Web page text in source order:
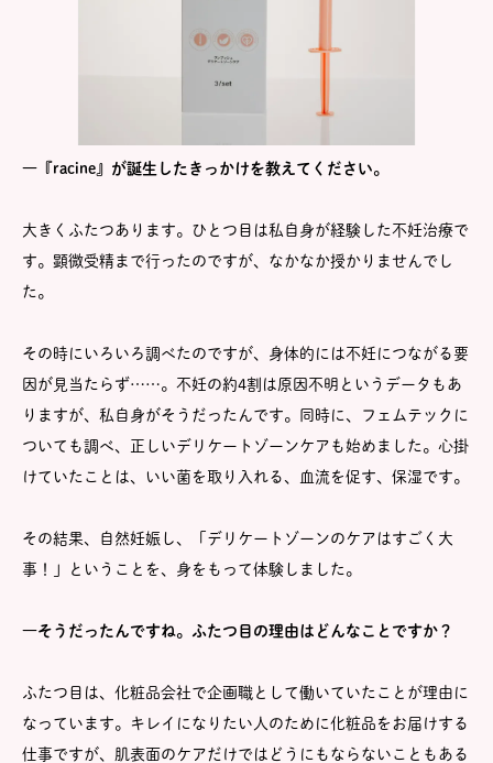
―『racine』が誕生したきっかけを教えてください。
大きくふたつあります。ひとつ目は私自身が経験した不妊治療で
す。顕微受精まで行ったのですが、なかなか授かりませんでし
た。
その時にいろいろ調べたのですが、身体的には不妊につながる要
因が見当たらず……。不妊の約4割は原因不明というデータもあ
りますが、私自身がそうだったんです。同時に、フェムテックに
ついても調べ、正しいデリケートゾーンケアも始めました。心掛
けていたことは、いい菌を取り入れる、血流を促す、保湿です。
その結果、自然妊娠し、「デリケートゾーンのケアはすごく大
事！」ということを、身をもって体験しました。
―そうだったんですね。ふたつ目の理由はどんなことですか？
ふたつ目は、化粧品会社で企画職として働いていたことが理由に
なっています。キレイになりたい人のために化粧品をお届けする
仕事ですが、肌表面のケアだけではどうにもならないこともある